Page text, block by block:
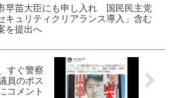
早苗大臣にも申し入れ 国民民主党
キュリティクリアランス導入」含む
を提出へ
すぐ警察
員のポス
コメント